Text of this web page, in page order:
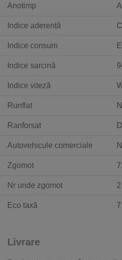
Anotimp
Indice aderență C
Indice consum E
Indice sarcină
Indice viteză
Runflat
Ranforsat
Autovehicule comerciale
Zgomot
Nr unde zgomot 2
Eco taxă 7
Livrare